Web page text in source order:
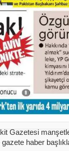
Gazetesi
haber